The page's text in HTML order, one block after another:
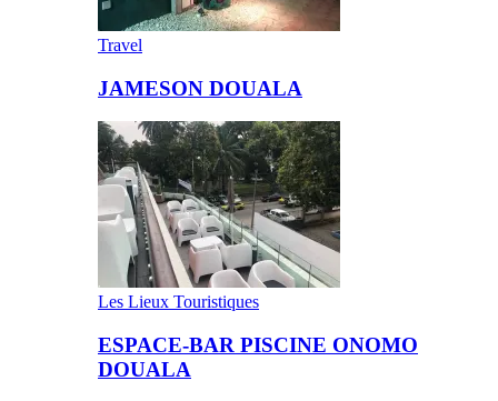
Travel
JAMESON DOUALA
Les Lieux Touristiques
ESPACE-BAR PISCINE ONOMO
DOUALA